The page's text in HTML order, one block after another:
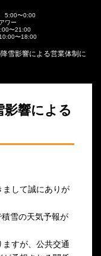
5:00〜0:00
ワー
〜21:00
〜18:00
雪影響による営業体制に
影響による
まして誠にありが
雪の天気予報が
すが、公共交通